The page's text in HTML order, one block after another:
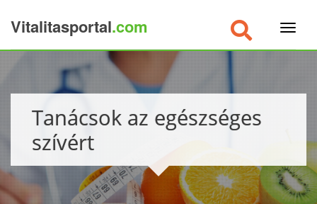
Vitalitasportal.com
Tanácsok az egészséges
szívért
×